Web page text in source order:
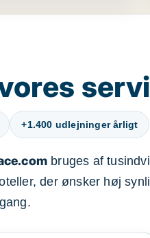
+1.400 udlejninger årligt
bruges af
der ønsker høj